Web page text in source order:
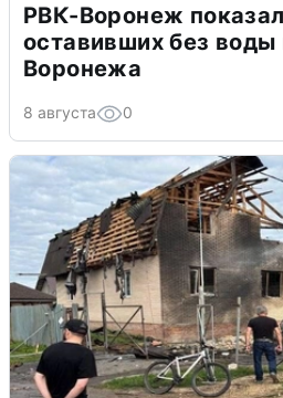
РВК-Воронеж
оставивших без воды
Воронежа
8 августа 0